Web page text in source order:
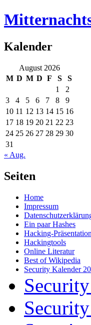
Kalender
August 2026
M D M D F S
S
1
2
3
4 5 6 7 8
9
10 11 12 13 14 15 16
17 18 19 20 21 22 23
24 25 26 27 28 29 30
31
« Aug.
Seiten
Home
Impressum
Ein paar Hashes
Hacking-
Hackingtools
Online Literatur
Best of Wikipedia
Security Kalender